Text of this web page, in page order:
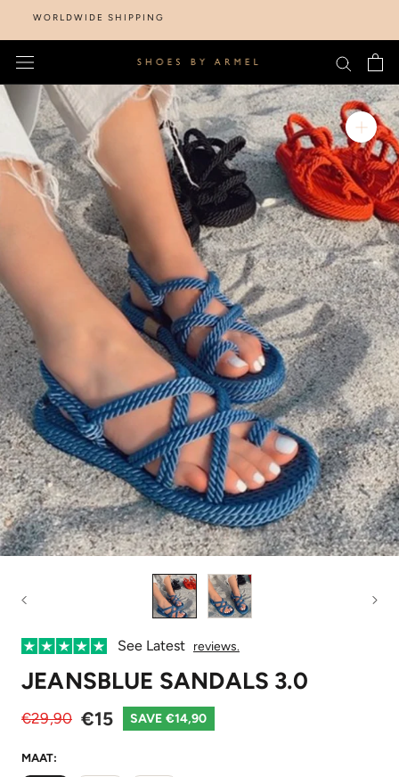
WORLDWIDE SHIPPING
See Latest reviews.
JEANSBLUE SANDALS 3.0
€29,90 €15 SAVE €14,90
MAAT: